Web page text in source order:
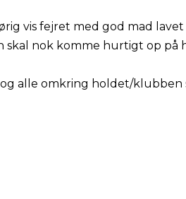
vis fejret med god mad
skal nok komme hurtigt op på
alle omkring holdet/klubben